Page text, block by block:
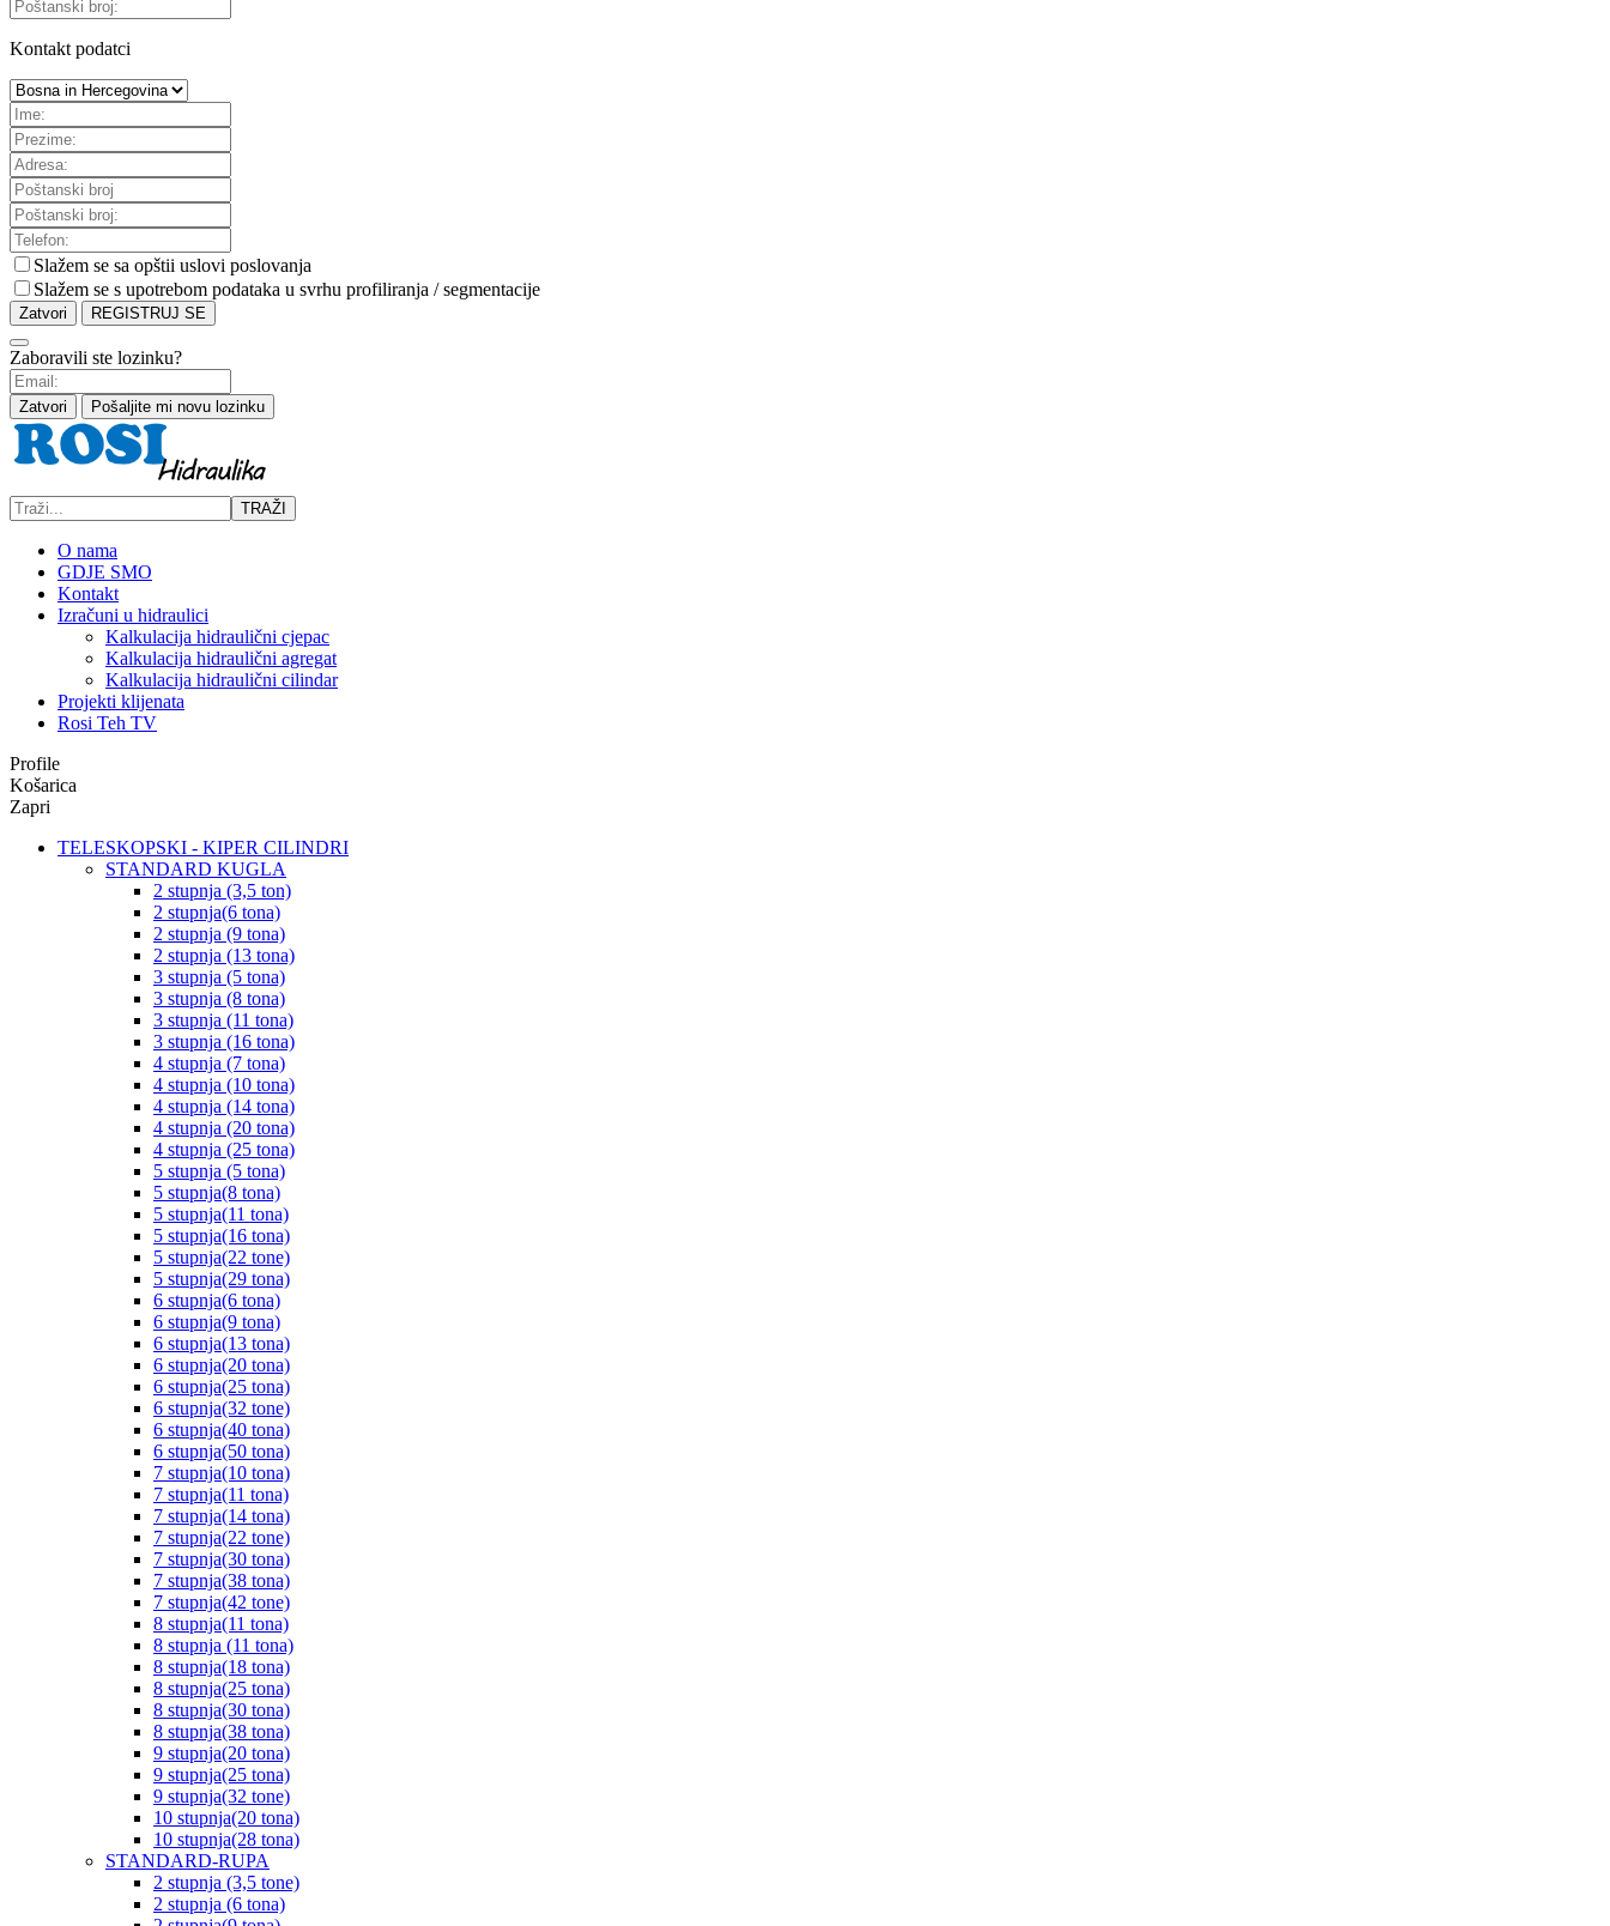
Kontakt podatci
Slažem se sa opštii uslovi poslovanja
Slažem se s upotrebom podataka u svrhu profiliranja / segmentacije
Zatvori REGISTRUJ SE
Zaboravili ste lozinku?
Zatvori Pošaljite mi novu lozinku
TRAŽI
O nama
GDJE SMO
Kontakt
Izračuni u hidraulici
Kalkulacija hidraulični cjepac
Kalkulacija hidraulični agregat
Kalkulacija hidraulični cilindar
Projekti klijenata
Rosi Teh TV
Profile
Košarica
Zapri
TELESKOPSKI - KIPER CILINDRI
STANDARD KUGLA
2 stupnja (3,5 ton)
2 stupnja(6 tona)
2 stupnja (9 tona)
2 stupnja (13 tona)
3 stupnja (5 tona)
3 stupnja (8 tona)
3 stupnja (11 tona)
3 stupnja (16 tona)
4 stupnja (7 tona)
4 stupnja (10 tona)
4 stupnja (14 tona)
4 stupnja (20 tona)
4 stupnja (25 tona)
5 stupnja (5 tona)
5 stupnja(8 tona)
5 stupnja(11 tona)
5 stupnja(16 tona)
5 stupnja(22 tone)
5 stupnja(29 tona)
6 stupnja(6 tona)
6 stupnja(9 tona)
6 stupnja(13 tona)
6 stupnja(20 tona)
6 stupnja(25 tona)
6 stupnja(32 tone)
6 stupnja(40 tona)
6 stupnja(50 tona)
7 stupnja(10 tona)
7 stupnja(11 tona)
7 stupnja(14 tona)
7 stupnja(22 tone)
7 stupnja(30 tona)
7 stupnja(38 tona)
7 stupnja(42 tone)
8 stupnja(11 tona)
8 stupnja (11 tona)
8 stupnja(18 tona)
8 stupnja(25 tona)
8 stupnja(30 tona)
8 stupnja(38 tona)
9 stupnja(20 tona)
9 stupnja(25 tona)
9 stupnja(32 tone)
10 stupnja(20 tona)
10 stupnja(28 tona)
STANDARD-RUPA
2 stupnja (3,5 tone)
2 stupnja (6 tona)